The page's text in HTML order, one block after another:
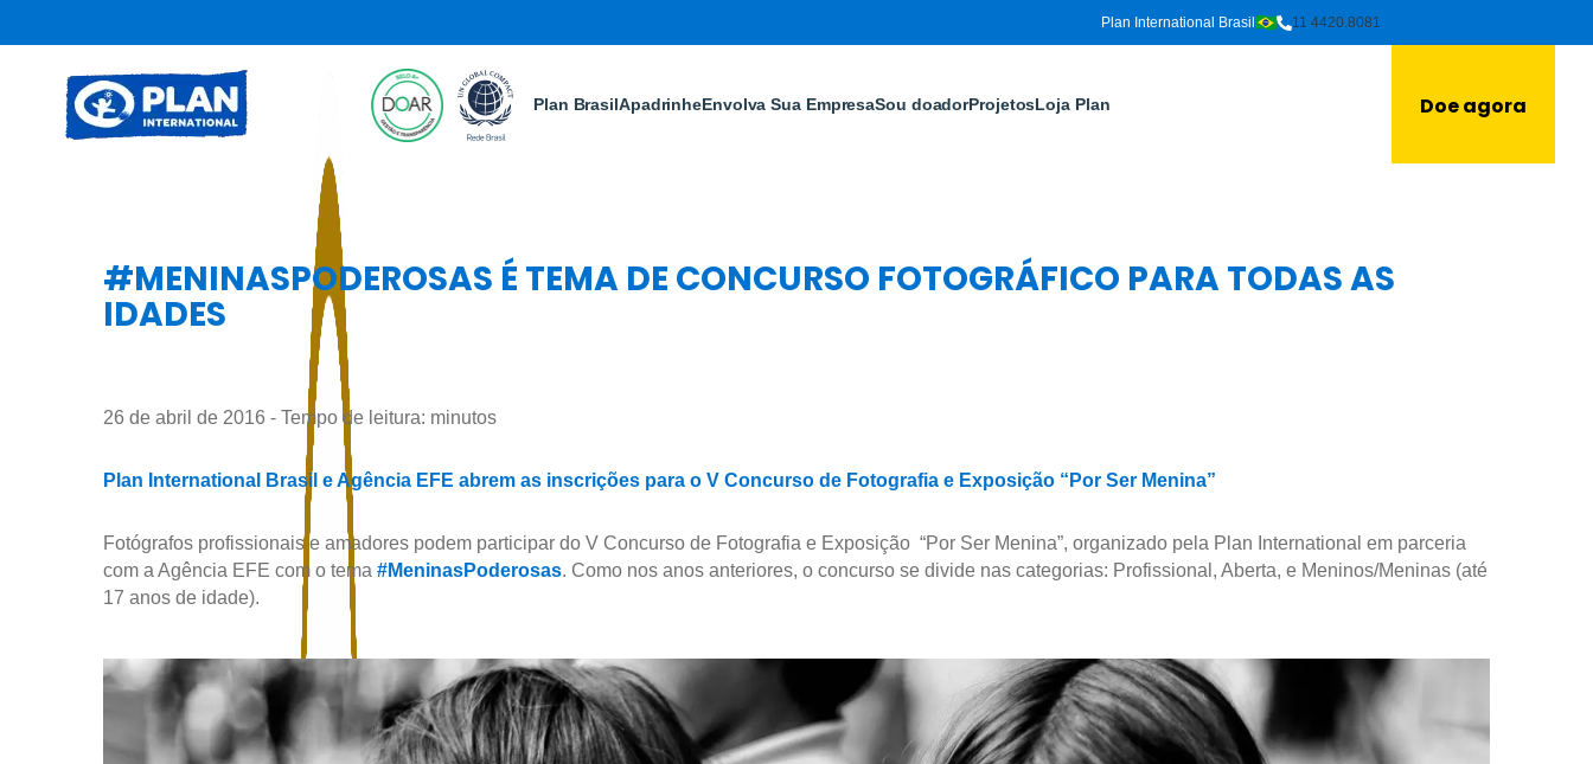
Plan International Brasil 11 4420.8081
Plan BrasilApadrinheEnvolva Sua EmpresaSou doadorProjetosLoja Plan Doe agora
#MENINASPODEROSAS É TEMA DE CONCURSO FOTOGRÁFICO PARA TODAS AS
IDADES
26 de abril de 2016 - Tempo de leitura: minutos
Plan International Brasil e Agência EFE abrem as inscrições para o V Concurso de Fotografia e Exposição “Por Ser Menina”
Fotógrafos profissionais e amadores podem participar do V Concurso de Fotografia e Exposição “Por Ser Menina”, organizado pela Plan International em parceria
com a Agência EFE com o tema #MeninasPoderosas. Como nos anos anteriores, o concurso se divide nas categorias: Profissional, Aberta, e Meninos/Meninas (até
17 anos de idade).